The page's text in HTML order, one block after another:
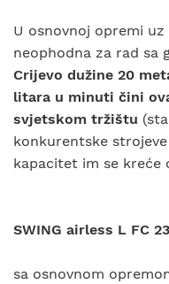
U osnovnoj opremi
neophodna za rad sa
Crijevo dužine 20
litara u minuti čini
svjetskom tržištu
konkurentske
kapacitet im se kreće
SWING airless L FC
sa osnovnom